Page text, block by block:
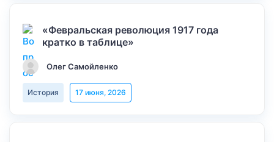
«Февральская революция 1917 года
кратко в таблице»
Олег Самойленко
История 17 июня, 2026